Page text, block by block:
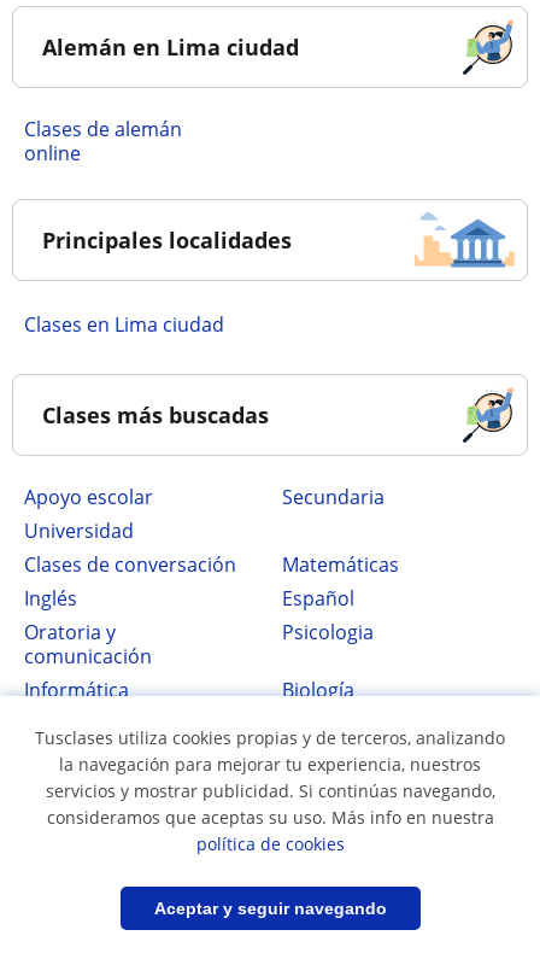
Guardar búsqueda
Alemán en Lima ciudad
Clases de alemán
online
Principales localidades
Clases en Lima ciudad
Clases más buscadas
Apoyo escolar
secundaria
Universidad
Clases de conversación
Matemáticas
Inglés
Español
Oratoria y
comunicación
Psicologia
Informática
Biología
Literatura
Física
Historia
Contabilidad
Tusclases utiliza cookies propias y de terceros, analizando
la navegación para mejorar tu experiencia, nuestros
servicios y mostrar publicidad. Si continúas navegando,
consideramos que aceptas su uso. Más info en nuestra
política de cookies
Aceptar y seguir navegando